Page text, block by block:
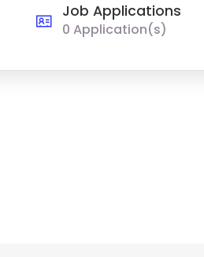
Job Applications
0 Application(s)